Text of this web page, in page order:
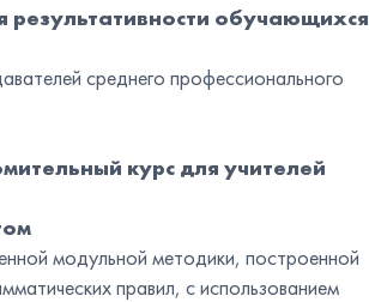
результативности обучающихся
среднего профессионального
курс для учителей
модульной методики, построенной
правил, с использованием